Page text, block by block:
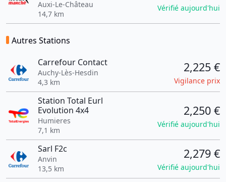
Auxi-Le-Château
14,7 km
Vérifié aujourd'hui
Autres Stations
Carrefour Contact
Auchy-Lès-Hesdin
4,3 km
2,225 €
Vigilance prix
Station Total Eurl
Evolution 4x4
Humieres
7,1 km
2,250 €
Vérifié aujourd'hui
Sarl F2c
Anvin
13,5 km
2,279 €
Vérifié aujourd'hui